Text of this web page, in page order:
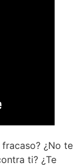
¿No te
ti? ¿Te